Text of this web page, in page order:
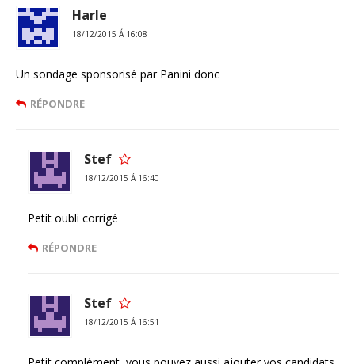
Harle
18/12/2015 Á 16:08
Un sondage sponsorisé par Panini donc
RÉPONDRE
Stef
18/12/2015 Á 16:40
Petit oubli corrigé
RÉPONDRE
Stef
18/12/2015 Á 16:51